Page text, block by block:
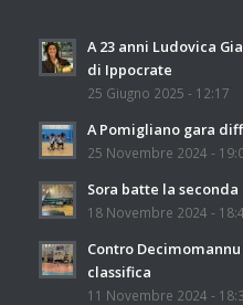
A 23 anni Ludovica
di Ippocrate
25 Giugno 2025 - 12:17
A Pomigliano gara
25 Novembre 2024 -
Sora batte la
18 Novembre 2024 -
Contro
classifica
11 Novembre 2024 -